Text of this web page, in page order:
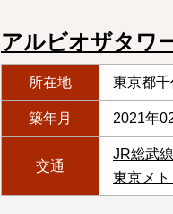
アルビオザタワ
所在地 東京都千
築年月 2021年
交通
JR総武線
東京メ